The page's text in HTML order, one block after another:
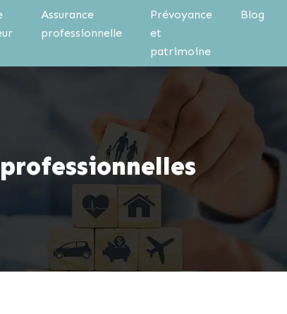
Assurance
professionnelle
Prévoyance
et
patrimoine
Blog